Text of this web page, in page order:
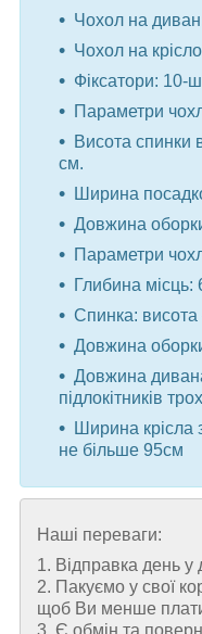
Чохол на
Чохол на
Фіксатори: 10-
Параметри
Висота спинки
см.
Ширина
Довжина
Параметри
Глибина місць:
Спинка:
Довжина
Довжина
підлокітників
Ширина крісла
не більше 95см
Наші переваги:
1. Відправка день у
2. Пакуємо у свої
щоб Ви менше
3. Є обмін та